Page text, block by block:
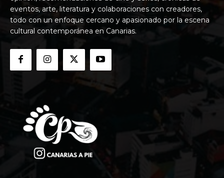
eventos, arte, literatura y colaboraciones con creadores,
todo con un enfoque cercano y apasionado por la escena
cultural contemporánea en Canarias.